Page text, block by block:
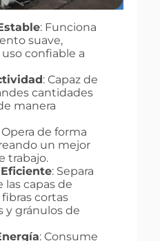
: Funciona
suave,
confiable a
: Capaz de
cantidades
manera
Opera de forma
un mejor
trabajo.
: Separa
capas de
cortas
y gránulos de
: Consume